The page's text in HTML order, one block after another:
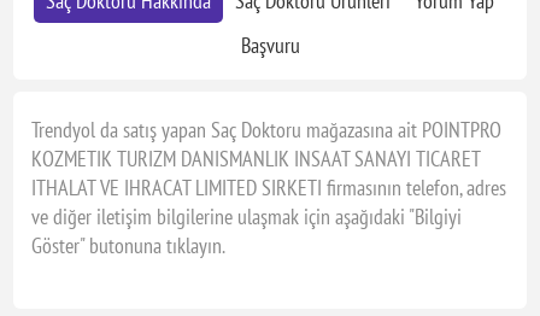
Başvuru
Trendyol da satış yapan Saç Doktoru mağazasına ait POINTPRO
KOZMETIK TURIZM DANISMANLIK INSAAT SANAYI TICARET
ITHALAT VE IHRACAT LIMITED SIRKETI firmasının telefon, adres
ve diğer iletişim bilgilerine ulaşmak için aşağıdaki "Bilgiyi
Göster" butonuna tıklayın.